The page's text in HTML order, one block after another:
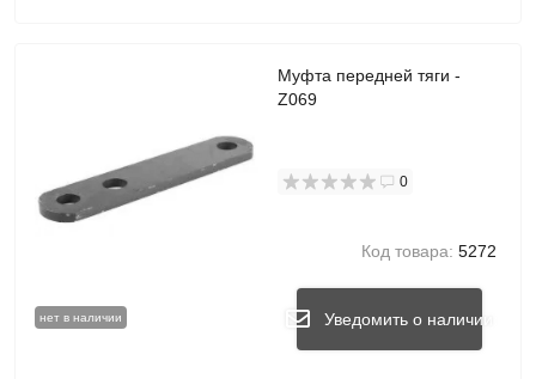
нет в наличии
Муфта передней тяги -
Z069
0
Код товара: 5272
Уведомить о наличии